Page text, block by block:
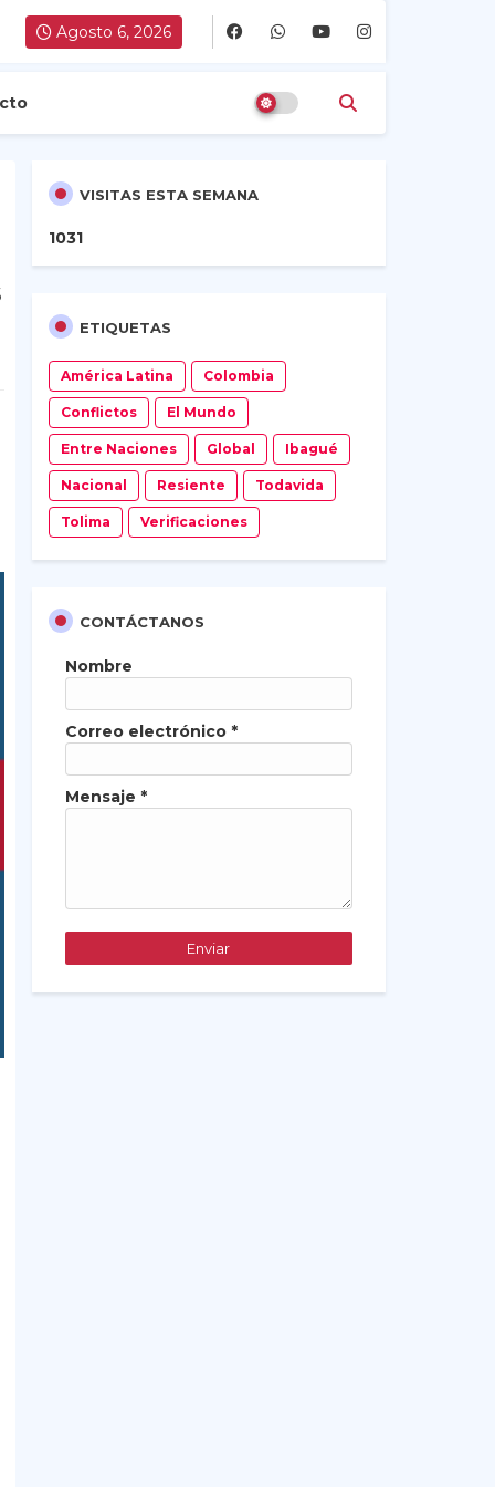
Agosto 6, 2026
VISITAS ESTA SEMANA
1031
ETIQUETAS
América Latina Colombia
Conflictos El Mundo
Entre Naciones Global Ibagué
Nacional Resiente Todavida
Tolima Verificaciones
CONTÁCTANOS
Nombre
Correo electrónico *
Mensaje *